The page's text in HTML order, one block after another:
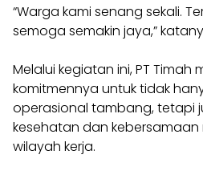
“Warga kami senang sekali.
semoga semakin jaya,”
Melalui kegiatan ini, PT Timah
komitmennya untuk tidak
operasional tambang, tetapi
kesehatan dan
wilayah kerja.